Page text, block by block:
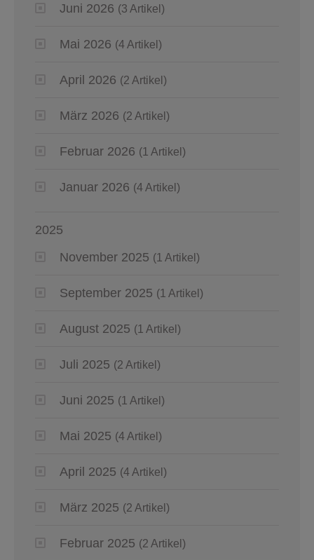
Juni 2026 (3 Artikel)
Mai 2026 (4 Artikel)
April 2026 (2 Artikel)
März 2026 (2 Artikel)
Februar 2026 (1 Artikel)
Januar 2026 (4 Artikel)
2025
November 2025 (1 Artikel)
September 2025 (1 Artikel)
August 2025 (1 Artikel)
Juli 2025 (2 Artikel)
Juni 2025 (1 Artikel)
Mai 2025 (4 Artikel)
April 2025 (4 Artikel)
März 2025 (2 Artikel)
Februar 2025 (2 Artikel)